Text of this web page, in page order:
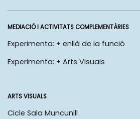
MEDIACIÓ I ACTIVITATS COMPLEMENTÀRIES
Experimenta: + enllà de la funció
Experimenta: + Arts Visuals
ARTS VISUALS
Cicle Sala Muncunill